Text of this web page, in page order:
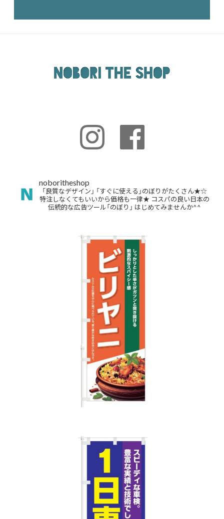
noboritheshop
「良質なデザイン」 「すぐに使える」のぼりがたくさん★☆
特注しなくてもいいから価格も一律★ コスパの良い日本の
伝統的な広告ツール「のぼり」 はじめてみませんか^^